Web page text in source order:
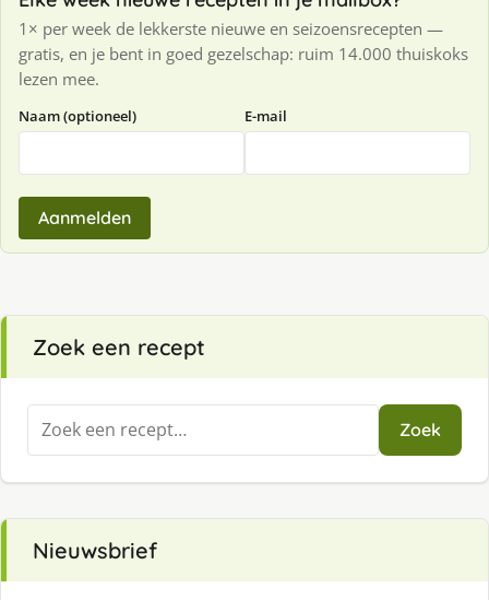
1× per week de lekkerste nieuwe en seizoensrecepten —
gratis, en je bent in goed gezelschap: ruim 14.000 thuiskoks
lezen mee.
Naam (optioneel) E-mail
Aanmelden
Zoek een recept
Zoeken
naar:
Zoek
Nieuwsbrief